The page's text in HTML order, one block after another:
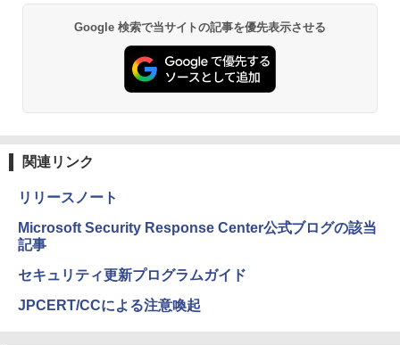
Google 検索で当サイトの記事を優先表示させる
関連リンク
リリースノート
Microsoft Security Response Center公式ブログの該当
記事
セキュリティ更新プログラムガイド
JPCERT/CCによる注意喚起